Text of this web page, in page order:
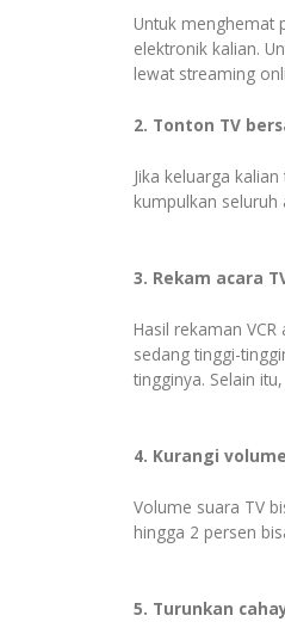
Untuk menghemat
elektronik kalian.
lewat streaming
2. Tonton TV
Jika keluarga
kumpulkan
3. Rekam acara
Hasil rekaman
sedang tinggi-
tingginya. Selain
4. Kurangi
Volume suara TV
hingga 2 persen
5. Turunkan